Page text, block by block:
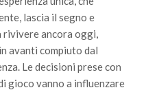
lascia il segno e
rivivere ancora oggi,
avanti compiuto dal
Le decisioni prese con
gioco vanno a influenzare